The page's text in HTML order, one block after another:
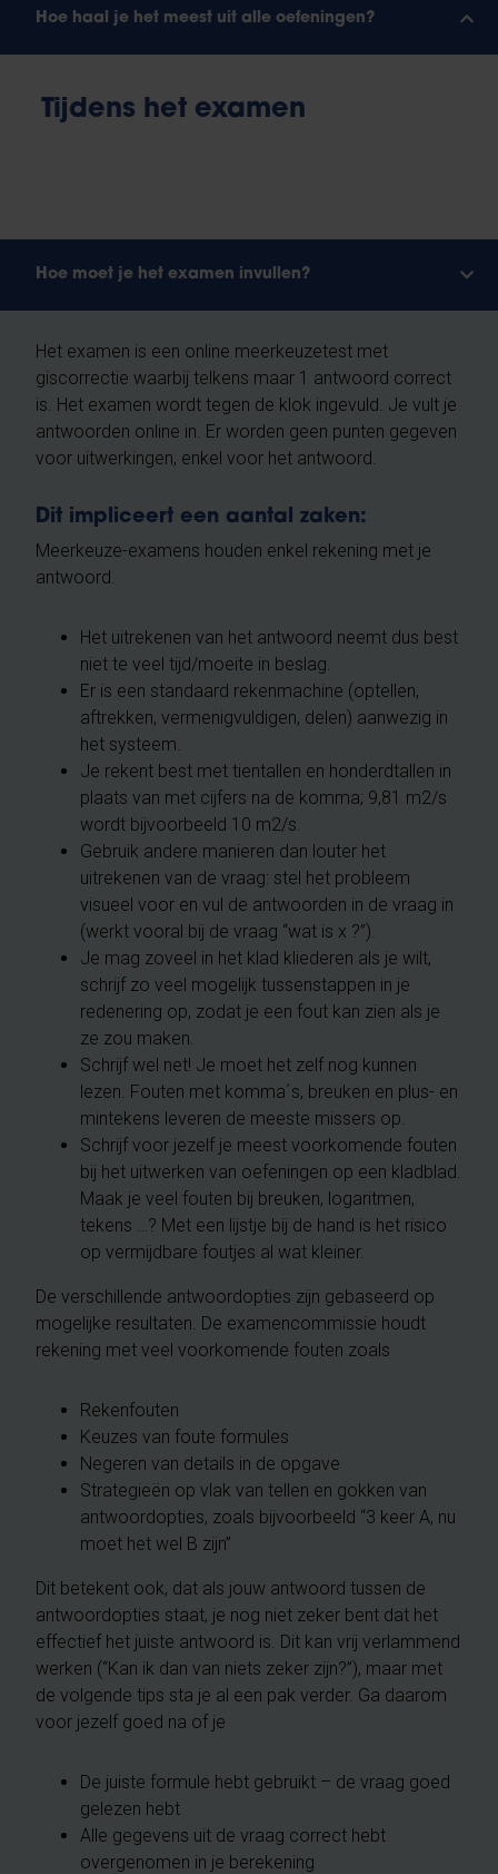
Hoe haal je het meest uit alle oefeningen?
Tijdens het examen
Hoe moet je het examen invullen?
Het examen is een online meerkeuzetest met
giscorrectie waarbij telkens maar 1 antwoord correct
is. Het examen wordt tegen de klok ingevuld. Je vult je
antwoorden online in. Er worden geen punten gegeven
voor uitwerkingen, enkel voor het antwoord.
Dit impliceert een aantal zaken:
Meerkeuze-examens houden enkel rekening met je
antwoord.
Het uitrekenen van het antwoord neemt dus best
niet te veel tijd/moeite in beslag.
Er is een standaard rekenmachine (optellen,
aftrekken, vermenigvuldigen, delen) aanwezig in
het systeem.
Je rekent best met tientallen en honderdtallen in
plaats van met cijfers na de komma; 9,81 m2/s
wordt bijvoorbeeld 10 m2/s.
Gebruik andere manieren dan louter het
uitrekenen van de vraag: stel het probleem
visueel voor en vul de antwoorden in de vraag in
(werkt vooral bij de vraag “wat is x ?”).
Je mag zoveel in het klad kliederen als je wilt,
schrijf zo veel mogelijk tussenstappen in je
redenering op, zodat je een fout kan zien als je
ze zou maken.
Schrijf wel net! Je moet het zelf nog kunnen
lezen. Fouten met komma´s, breuken en plus- en
mintekens leveren de meeste missers op.
Schrijf voor jezelf je meest voorkomende fouten
bij het uitwerken van oefeningen op een kladblad.
Maak je veel fouten bij breuken, logaritmen,
tekens …? Met een lijstje bij de hand is het risico
op vermijdbare foutjes al wat kleiner.
De verschillende antwoordopties zijn gebaseerd op
mogelijke resultaten. De examencommissie houdt
rekening met veel voorkomende fouten zoals
Rekenfouten
Keuzes van foute formules
Negeren van details in de opgave
Strategieën op vlak van tellen en gokken van
antwoordopties, zoals bijvoorbeeld “3 keer A, nu
moet het wel B zijn”
Dit betekent ook, dat als jouw antwoord tussen de
antwoordopties staat, je nog niet zeker bent dat het
effectief het juiste antwoord is. Dit kan vrij verlammend
werken (“Kan ik dan van niets zeker zijn?”), maar met
de volgende tips sta je al een pak verder. Ga daarom
voor jezelf goed na of je
De juiste formule hebt gebruikt – de vraag goed
gelezen hebt
Alle gegevens uit de vraag correct hebt
overgenomen in je berekening